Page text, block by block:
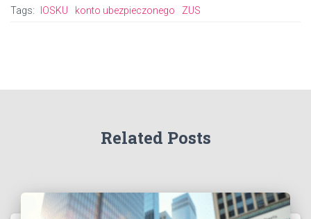
Tags: IOSKU konto ubezpieczonego ZUS
Related Posts